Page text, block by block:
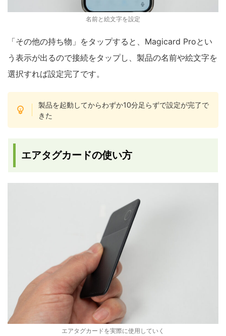
名前と絵文字を設定
「その他の持ち物」をタップすると、Magicard Proとい
う表示が出るので接続をタップし、製品の名前や絵文字を
選択すれば設定完了です。
製品を起動してからわずか10分足らずで設定が完了で
きた
エアタグカードの使い方
エアタグカードを実際に使用していく